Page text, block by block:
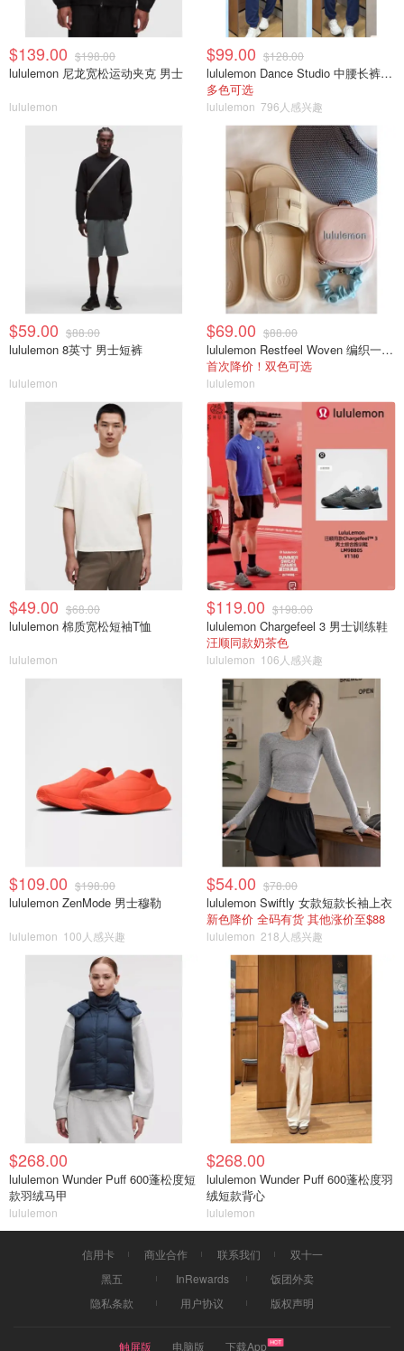
$139.00 $198.00
lululemon 尼龙宽松运动夹克 男士
lululemon
$99.00 $128.00
lululemon Dance Studio 中腰长裤 女装常规款
多色可选
lululemon 796人感兴趣
$59.00 $88.00
lululemon 8英寸 男士短裤
lululemon
$69.00 $88.00
lululemon Restfeel Woven 编织一字拖
首次降价！双色可选
lululemon
$49.00 $68.00
lululemon 棉质宽松短袖T恤
lululemon
$119.00 $198.00
lululemon Chargefeel 3 男士训练鞋
汪顺同款奶茶色
lululemon 106人感兴趣
$109.00 $198.00
lululemon ZenMode 男士穆勒
lululemon 100人感兴趣
$54.00 $78.00
lululemon Swiftly 女款短款长袖上衣
新色降价 全码有货 其他涨价至$88
lululemon 218人感兴趣
$268.00
lululemon Wunder Puff 600蓬松度短
款羽绒马甲
lululemon
$268.00
lululemon Wunder Puff 600蓬松度羽
绒短款背心
lululemon
信用卡 商业合作 联系我们
双十一
黑五
InRewards
饭团外卖
隐私条款
用户协议 版权声明
触屏版 电脑版 下载App